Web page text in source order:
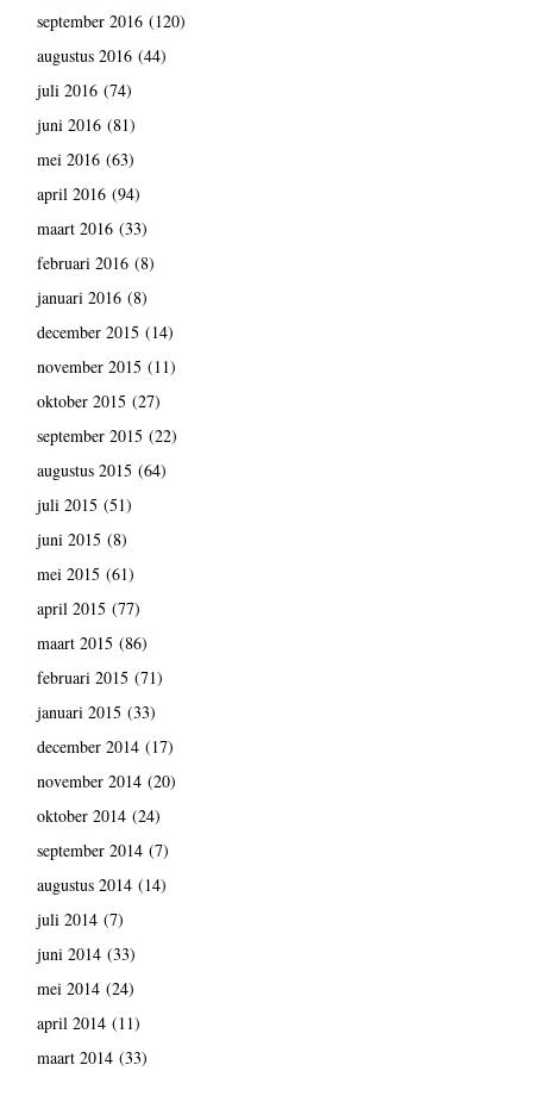
september 2016(120)
augustus 2016(44)
juli 2016(74)
juni 2016(81)
mei 2016(63)
april 2016(94)
maart 2016(33)
februari 2016(8)
januari 2016(8)
december 2015 (14)
november 2015 (11)
oktober 2015 (27)
september 2015 (22)
augustus 2015 (64)
juli 2015 (51)
juni 2015 (8)
mei 2015 (61)
april 2015 (77)
maart 2015 (86)
februari 2015 (71)
januari 2015 (33)
december 2014(17)
november 2014(20)
oktober 2014(24)
september 2014(7)
augustus 2014(14)
juli 2014(7)
juni 2014(33)
mei 2014(24)
april 2014(11)
maart 2014(33)